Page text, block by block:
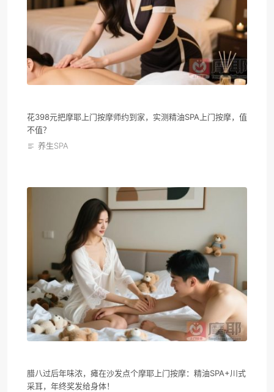
花398元把摩耶上门按摩师约到家，实测精油SPA上门按摩，值
不值？
养生SPA
腊八过后年味浓，瘫在沙发点个摩耶上门按摩：精油SPA+川式
采耳，年终奖发给身体！